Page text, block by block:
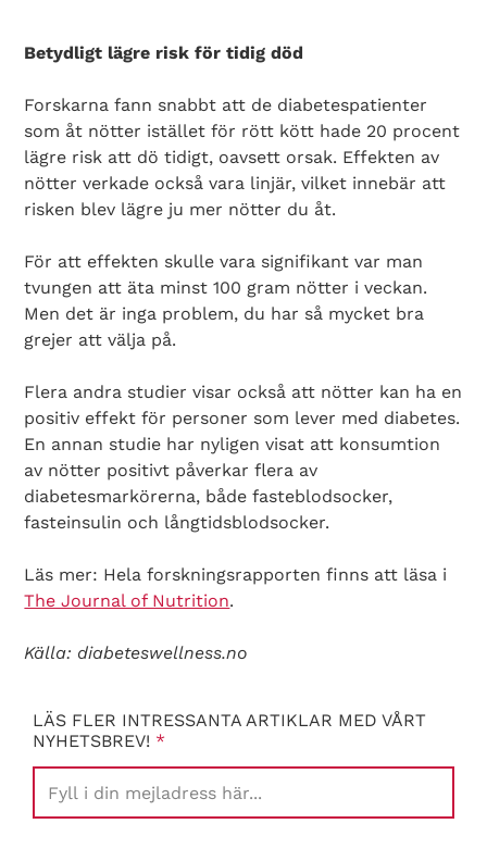
Betydligt lägre risk för tidig död
Forskarna fann snabbt att de diabetespatienter
som åt nötter istället för rött kött hade 20 procent
lägre risk att dö tidigt, oavsett orsak. Effekten av
nötter verkade också vara linjär, vilket innebär att
risken blev lägre ju mer nötter du åt.
För att effekten skulle vara signifikant var man
tvungen att äta minst 100 gram nötter i veckan.
Men det är inga problem, du har så mycket bra
grejer att välja på.
Flera andra studier visar också att nötter kan ha en
positiv effekt för personer som lever med diabetes.
En annan studie har nyligen visat att konsumtion
av nötter positivt påverkar flera av
diabetesmarkörerna, både fasteblodsocker,
fasteinsulin och långtidsblodsocker.
Läs mer: Hela forskningsrapporten finns att läsa i
The Journal of Nutrition.
Källa: diabeteswellness.no
LÄS FLER INTRESSANTA ARTIKLAR MED VÅRT
NYHETSBREV! *